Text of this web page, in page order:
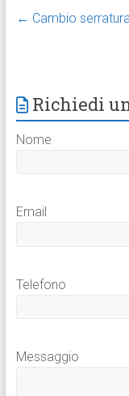
← Cambio
Richiedi
Nome
Email
Telefono
Messaggio